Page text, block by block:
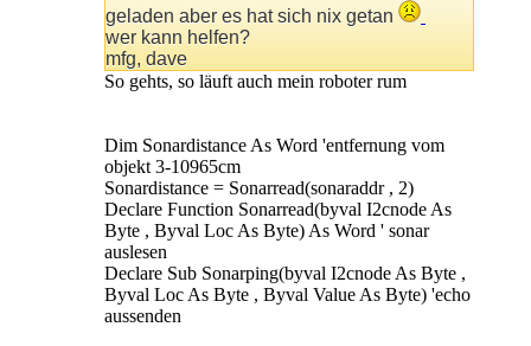
geladen aber es hat sich nix getan
wer kann helfen?
mfg, dave
So gehts, so läuft auch mein roboter rum
Dim Sonardistance As Word 'entfernung vom
objekt 3-10965cm
Sonardistance = Sonarread(sonaraddr , 2)
Declare Function Sonarread(byval I2cnode As
Byte , Byval Loc As Byte) As Word ' sonar
auslesen
Declare Sub Sonarping(byval I2cnode As Byte ,
Byval Loc As Byte , Byval Value As Byte) 'echo
aussenden